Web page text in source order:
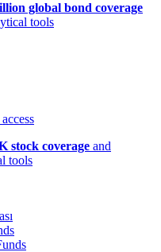
global bond coverage
tools
stock coverage and
tools